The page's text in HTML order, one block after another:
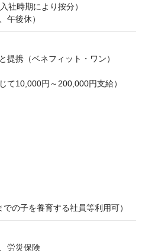
社時期により按分）
午後休）
提携（ベネフィット・ワン）
て10,000円～200,000円支給）
の子を養育する社員等利用可）
労災保険